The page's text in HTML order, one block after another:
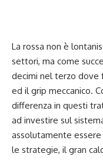
La rossa non è
settori, ma come
decimi nel terzo dove
ed il grip meccanico.
differenza in questi
ad investire sul
assolutamente
le strategie, il gran